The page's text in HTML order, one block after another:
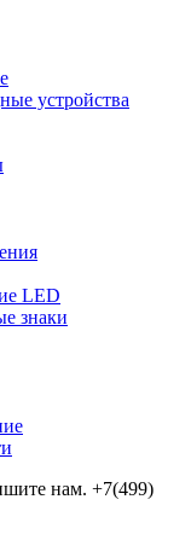
устройства
LED
знаки
нам. +7(499)